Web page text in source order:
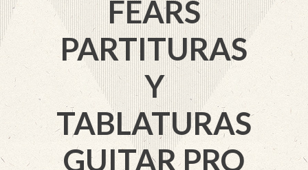
FEARS
PARTITURAS
Y
TABLATURAS
GUITAR PRO